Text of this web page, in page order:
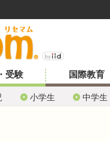
受験
小学生 中学生
国際教育